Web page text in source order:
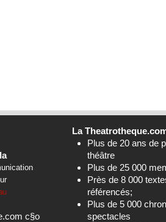
c§o
La
Plus de 20 ans de
théâtre
Plus de 25 000
Près de 8 000
référencés;
Plus de 5 000
spectacles